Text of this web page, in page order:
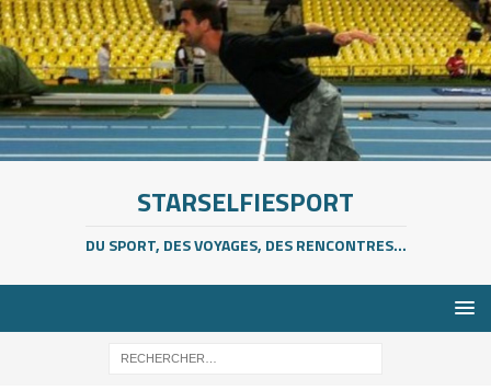
STARSELFIESPORT
DU SPORT, DES VOYAGES, DES RENCONTRES...